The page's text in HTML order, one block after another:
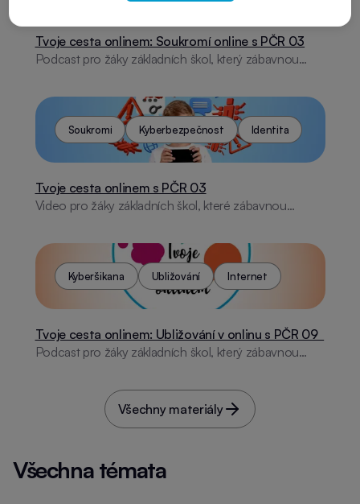
Tvoje cesta onlinem: Soukromí online s PČR 03
Podcast pro žáky základních škol, který zábavnou
prostředí a předcházet jeho zneužití.
Soukromí Kyberbezpečnost Identita
Tvoje cesta onlinem s PČR 03
Video pro žáky základních škol, které zábavnou
a jak chránit své soukromí.
Kyberšikana Ubližování Internet
Tvoje cesta onlinem: Ubližování v onlinu s PČR 09
Podcast pro žáky základních škol, který zábavnou
hledat pomoc.
Všechny materiály
Všechna témata